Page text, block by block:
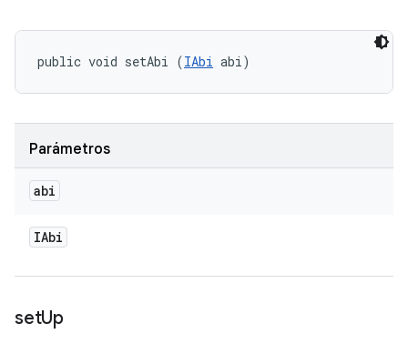
public void setAbi (IAbi abi)
Parámetros
abi
IAbi
setUp